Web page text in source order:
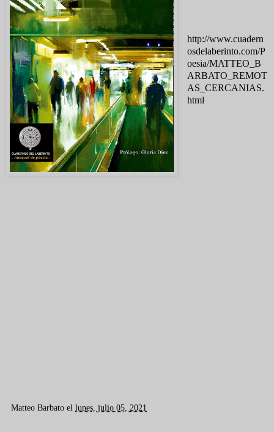
http://www.cuadern
osdelaberinto.com/P
oesia/MATTEO_B
ARBATO_REMOT
AS_CERCANIAS.
html
Matteo Barbato el lunes, julio 05, 2021